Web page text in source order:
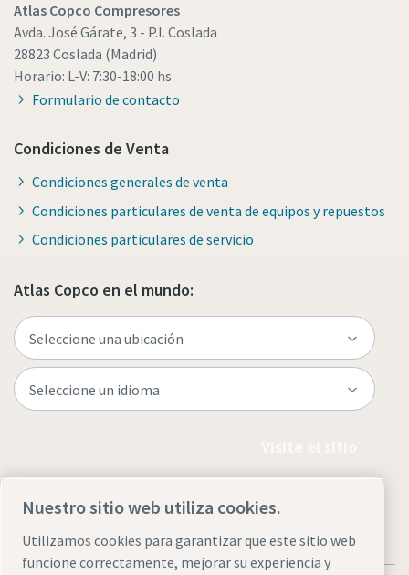
Atlas Copco Compresores
Avda. José Gárate, 3 - P.I. Coslada
28823 Coslada (Madrid)
Horario: L-V: 7:30-18:00 hs
Formulario de contacto
Condiciones de Venta
Condiciones generales de venta
Condiciones particulares de venta de equipos y repuestos
Condiciones particulares de servicio
Atlas Copco en el mundo:
Nuestro sitio web utiliza cookies.
Utilizamos cookies para garantizar que este sitio web
funcione correctamente, mejorar su experiencia y